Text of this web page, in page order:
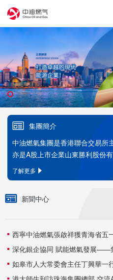
集團簡介
中油燃氣集團是香港聯合交易所
亦是A股上市企業山東勝利股份
股東，集團總部設在香港、珠海。
了解更多
新聞中心
西寧中油燃氣張啟祥獲青海省五
如皋市人大常委會主任丁興華一